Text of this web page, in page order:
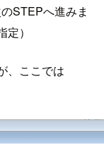
STEPへ進みま
）
、ここでは